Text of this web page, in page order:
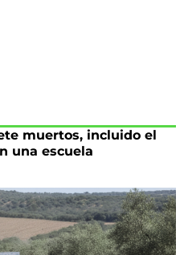
muertos, incluido el
una escuela